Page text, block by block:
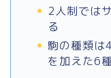
2人制では
る
駒の種類は
を加えた6